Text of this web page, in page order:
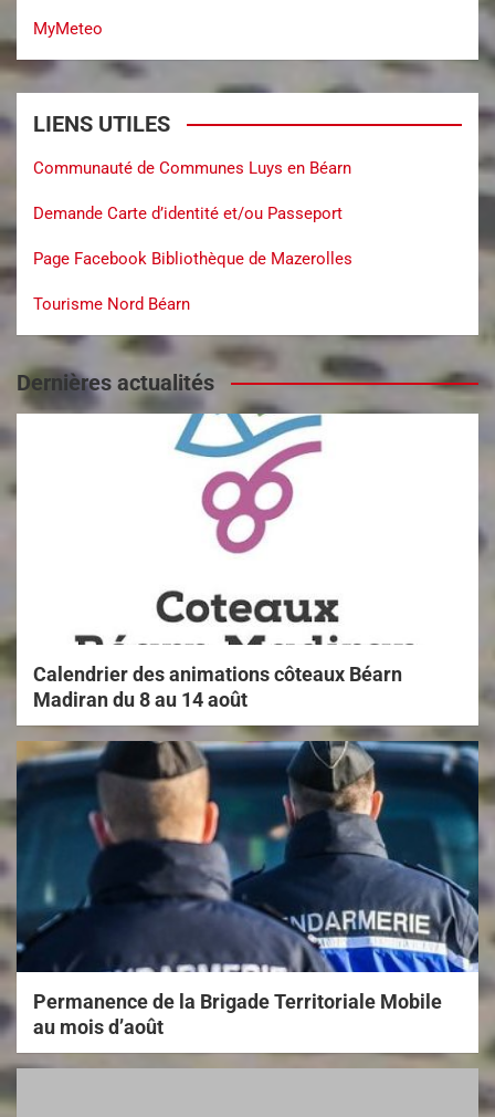
MyMeteo
LIENS UTILES
Communauté de Communes Luys en Béarn
Demande Carte d’identité et/ou Passeport
Page Facebook Bibliothèque de Mazerolles
Tourisme Nord Béarn
Dernières actualités
Calendrier des animations côteaux Béarn
Madiran du 8 au 14 août
Permanence de la Brigade Territoriale Mobile
au mois d’août